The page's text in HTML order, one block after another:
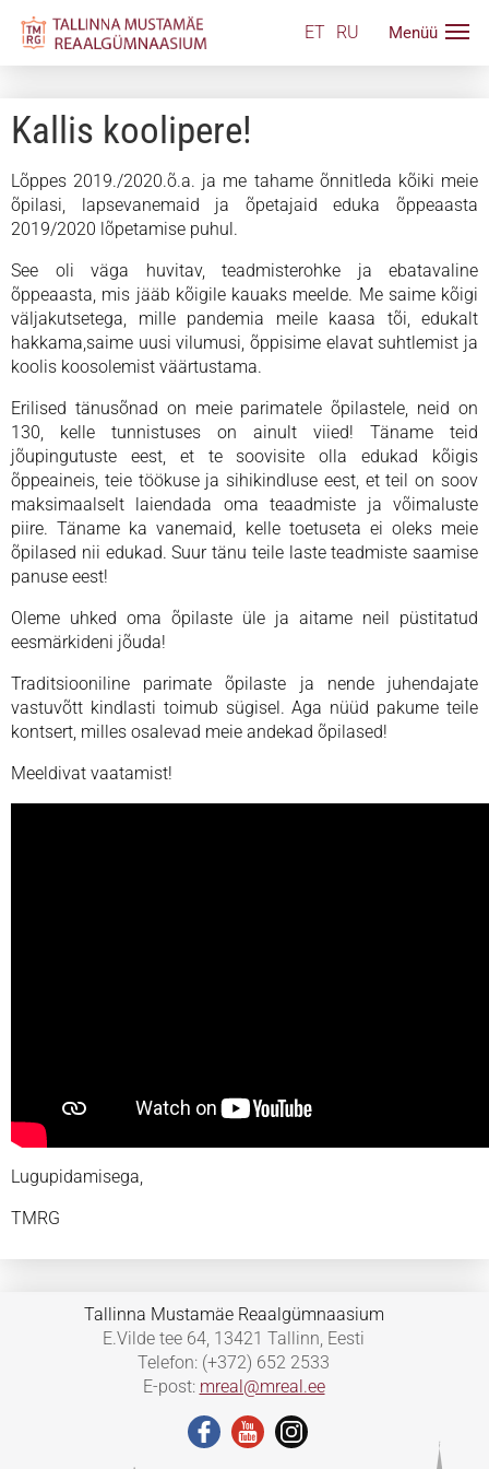
ET RU
Kallis koolipere!
Lõppes 2019./2020.õ.a. ja me tahame õnnitleda kõiki meie
õpilasi, lapsevanemaid ja õpetajaid eduka õppeaasta
2019/2020 lõpetamise puhul.
See oli väga huvitav, teadmisterohke ja ebatavaline
õppeaasta, mis jääb kõigile kauaks meelde. Me saime kõigi
väljakutsetega, mille pandemia meile kaasa tõi, edukalt
hakkama,saime uusi vilumusi, õppisime elavat suhtlemist ja
koolis koosolemist väärtustama.
Erilised tänusõnad on meie parimatele õpilastele, neid on
130, kelle tunnistuses on ainult viied! Täname teid
jõupingutuste eest, et te soovisite olla edukad kõigis
õppeaineis, teie töökuse ja sihikindluse eest, et teil on soov
maksimaalselt laiendada oma teaadmiste ja võimaluste
piire. Täname ka vanemaid, kelle toetuseta ei oleks meie
õpilased nii edukad. Suur tänu teile laste teadmiste saamise
panuse eest!
Oleme uhked oma õpilaste üle ja aitame neil püstitatud
eesmärkideni jõuda!
Traditsiooniline parimate õpilaste ja nende juhendajate
vastuvõtt kindlasti toimub sügisel. Aga nüüd pakume teile
kontsert, milles osalevad meie andekad õpilased!
Meeldivat vaatamist!
Lugupidamisega,
TMRG
Tallinna Mustamäe Reaalgümnaasium
E.Vilde tee 64, 13421 Tallinn, Eesti
Telefon: (+372) 652 2533
E-post: mreal@mreal.ee